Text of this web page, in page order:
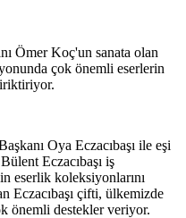
Ömer Koç'un sanata olan
çok önemli eserlerin
Oya Eczacıbaşı ile eşi
Eczacıbaşı iş
eserlik koleksiyonlarını
Eczacıbaşı çifti, ülkemizde
önemli destekler veriyor.